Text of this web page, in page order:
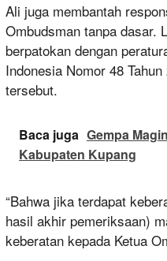
Ali juga membantah
Ombudsman tanpa dasar.
berpatokan dengan
Indonesia Nomor 48
tersebut.
Baca juga Gempa
Kabupaten Kupang
“Bahwa jika terdapat
hasil akhir pemeriksaan)
keberatan kepada Ketua